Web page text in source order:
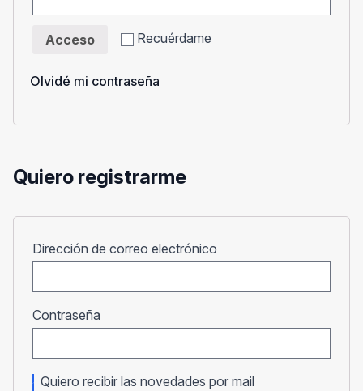
Recuérdame
Acceso
Olvidé mi contraseña
Quiero registrarme
Dirección de correo electrónico
Contraseña
Quiero recibir las novedades por mail